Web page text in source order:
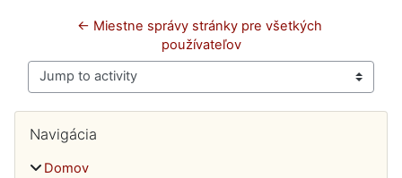
← Miestne správy stránky pre všetkých
používateľov
Jump to activity
Bloky
Navigácia
Domov